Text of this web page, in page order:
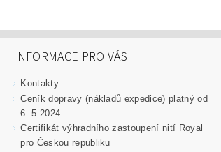
INFORMACE PRO VÁS
Kontakty
Ceník dopravy (nákladů expedice) platný od
6. 5.2024
Certifikát výhradního zastoupení nití Royal
pro Českou republiku